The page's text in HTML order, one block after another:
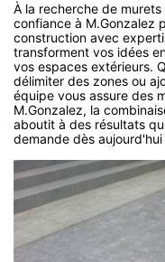
À la recherche de
confiance à M.Gonzalez
construction avec
transforment vos idées
vos espaces extérieurs.
délimiter des zones ou
équipe vous assure des
M.Gonzalez, la
aboutit à des résultats
demande dès